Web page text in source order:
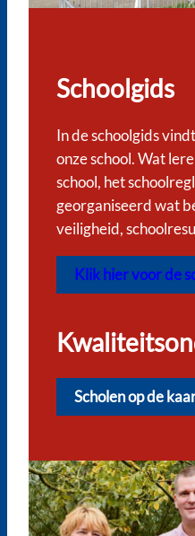
Schoolgids
In de schoolgids
onze school. Wat
school, het
georganiseerd wat
veiligheid,
Klik hier voor de
Scholen op de